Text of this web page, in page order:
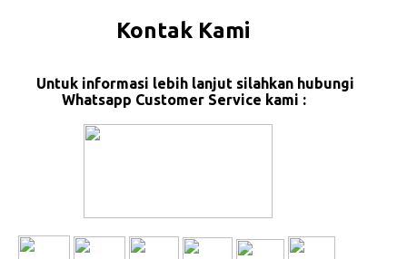
Kontak Kami
Untuk informasi lebih lanjut silahkan hubungi
Whatsapp Customer Service kami :